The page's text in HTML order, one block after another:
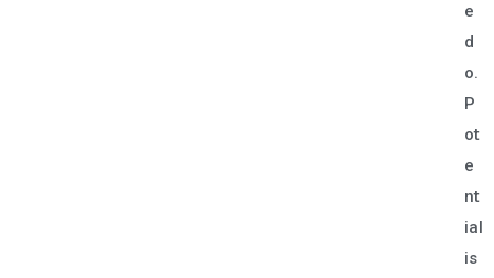
e
d
o.
P
ot
e
nt
ial
is